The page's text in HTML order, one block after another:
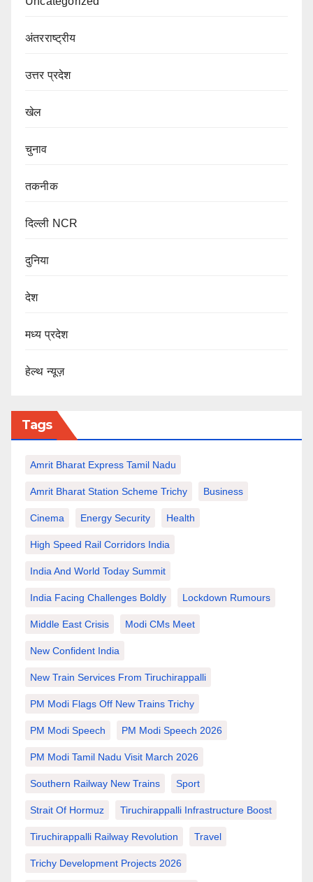
अंतरराष्ट्रीय
उत्तर प्रदेश
खेल
चुनाव
तकनीक
दिल्ली NCR
दुनिया
देश
मध्य प्रदेश
हेल्थ न्यूज़
Tags
Amrit Bharat Express Tamil Nadu
Amrit Bharat Station Scheme Trichy Business
Cinema Energy Security Health
High Speed Rail Corridors India
India And World Today Summit
India Facing Challenges Boldly Lockdown Rumours
Middle East Crisis Modi CMs Meet
New Confident India
New Train Services From Tiruchirappalli
PM Modi Flags Off New Trains Trichy
PM Modi Speech PM Modi Speech 2026
PM Modi Tamil Nadu Visit March 2026
Southern Railway New Trains Sport
Strait Of Hormuz Tiruchirappalli Infrastructure Boost
Tiruchirappalli Railway Revolution Travel
Trichy Development Projects 2026